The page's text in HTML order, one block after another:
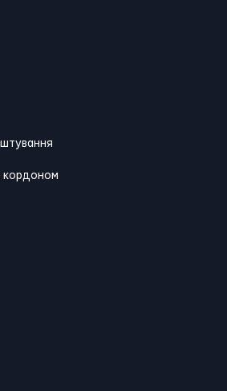
кордоном